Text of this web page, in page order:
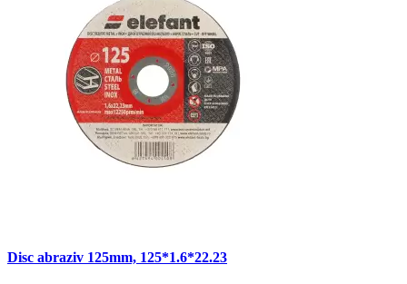
Disc abraziv 125mm, 125*1.6*22.23